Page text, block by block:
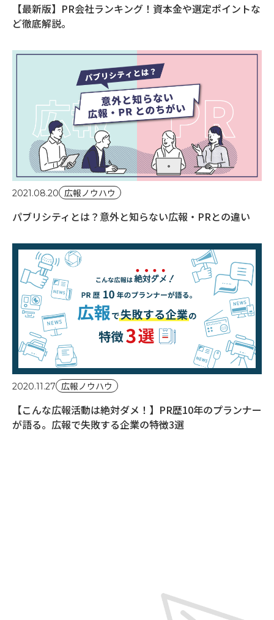
【最新版】PR会社ランキング！資本金や選定ポイントな
ど徹底解説。
2021.08.20 広報ノウハウ
パブリシティとは？意外と知らない広報・PRとの違い
2020.11.27 広報ノウハウ
【こんな広報活動は絶対ダメ！】PR歴10年のプランナー
が語る。広報で失敗する企業の特徴3選